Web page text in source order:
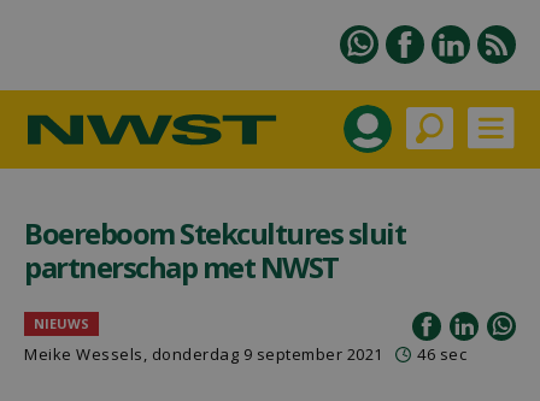
Boereboom Stekcultures sluit
partnerschap met NWST
NIEUWS
Meike Wessels, donderdag 9 september 2021 46 sec